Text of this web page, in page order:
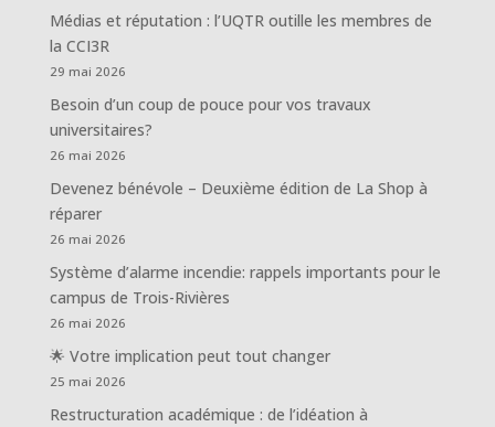
Médias et réputation : l’UQTR outille les membres de
la CCI3R
29 mai 2026
Besoin d’un coup de pouce pour vos travaux
universitaires?
26 mai 2026
Devenez bénévole – Deuxième édition de La Shop à
réparer
26 mai 2026
Système d’alarme incendie: rappels importants pour le
campus de Trois-Rivières
26 mai 2026
🌟 Votre implication peut tout changer
25 mai 2026
Restructuration académique : de l’idéation à